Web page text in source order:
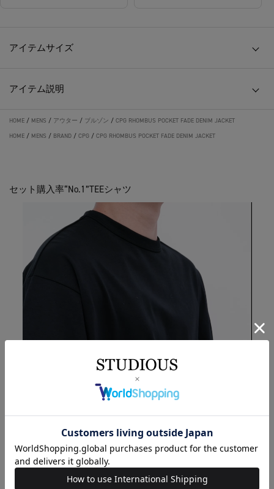
アイテムサイズ
アイテム説明
HOME / MENS / アウター / ブルゾン / CPG RHOMBUS POCKET FADE DENIM JACKET
HOME / MENS / BRAND / CPG / CPG RHOMBUS POCKET FADE DENIM JACKET
セット購入率“No.1”TEEシャツ